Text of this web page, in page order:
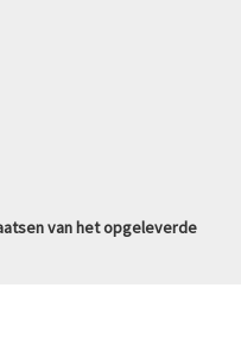
van het opgeleverde